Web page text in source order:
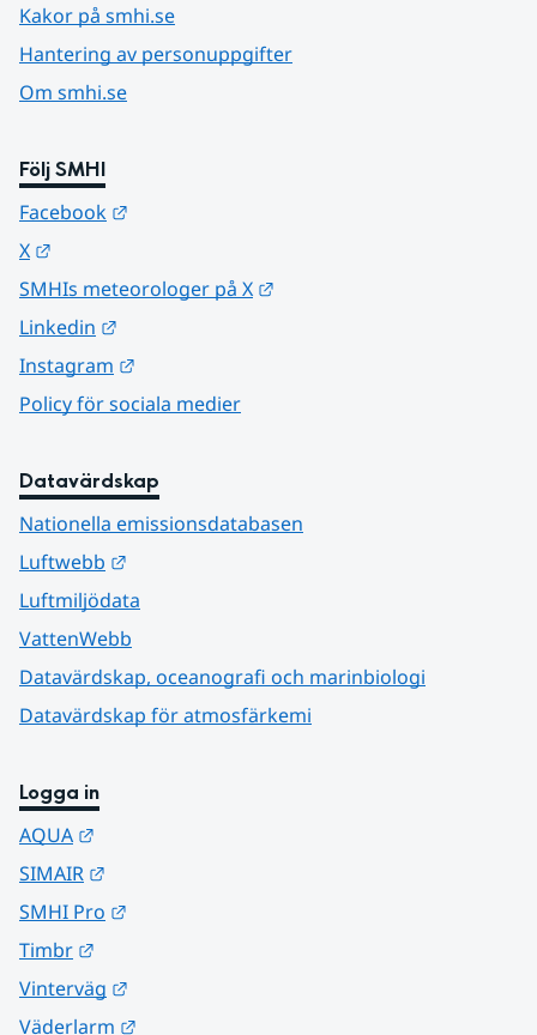
Kakor på smhi.se
Hantering av personuppgifter
Om smhi.se
Följ SMHI
Facebook
X
SMHIs meteorologer på X
Linkedin
Instagram
Policy för sociala medier
Datavärdskap
Nationella emissionsdatabasen
Luftwebb
Luftmiljödata
VattenWebb
Datavärdskap, oceanografi och marinbiologi
Datavärdskap för atmosfärkemi
Logga in
AQUA
SIMAIR
SMHI Pro
Timbr
Vinterväg
Väderlarm